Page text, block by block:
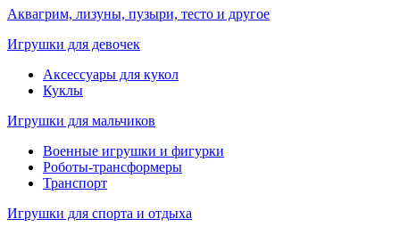
Аквагрим, лизуны, пузыри, тесто и другое
Игрушки для девочек
Аксессуары для кукол
Куклы
Игрушки для мальчиков
Военные игрушки и фигурки
Роботы-трансформеры
Транспорт
Игрушки для спорта и отдыха